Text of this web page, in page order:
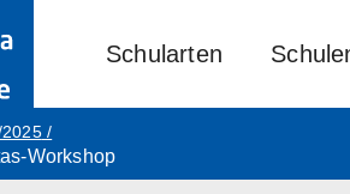
Schularten
/
Workshop